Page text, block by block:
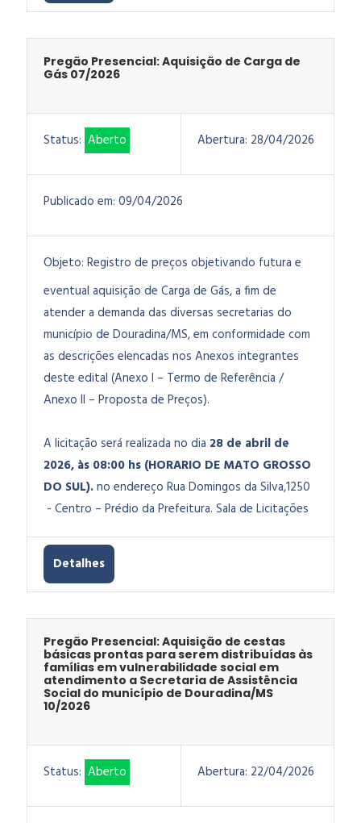
Pregão Presencial: Aquisição de Carga de
Gás 07/2026
Status: Aberto Abertura: 28/04/2026
Publicado em: 09/04/2026
Objeto: Registro de preços objetivando futura e
eventual aquisição de Carga de Gás,a fim de
atender a demanda das diversas secretarias do
município de Douradina/MS, em conformidade com
as descrições elencadas nos Anexos integrantes
deste edital (Anexo I – Termo de Referência /
Anexo II – Proposta de Preços).
A licitação será realizada no dia 28 de abril de
2026, às 08:00 hs (HORARIO DE MATO GROSSO
DO SUL).no endereço Rua Domingos da Silva,1250
- Centro – Prédio da Prefeitura. Sala de Licitações
Detalhes
Pregão Presencial: Aquisição de cestas
básicas prontas para serem distribuídas às
famílias em vulnerabilidade social em
atendimento a Secretaria de Assistência
Social do município de Douradina/MS
10/2026
Status: Aberto Abertura: 22/04/2026